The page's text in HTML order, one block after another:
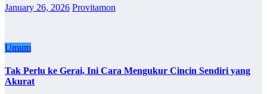
January 26, 2026 Provitamon
Umum
Tak Perlu ke Gerai, Ini Cara Mengukur Cincin Sendiri yang
Akurat